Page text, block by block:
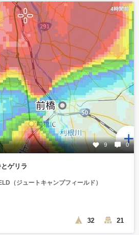
4時間前
9 0
ゲリラ
（ジュートキャンプフィールド）
32 21